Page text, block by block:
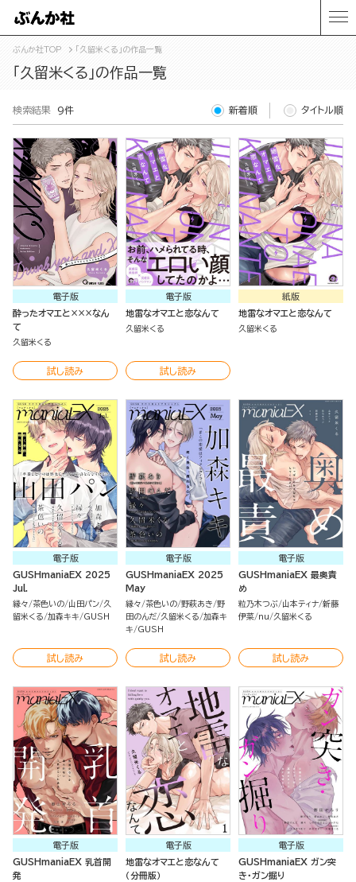
ぶんか社TOP 「久留米くる」の作品一覧
「久留米くる」の作品一覧
検索結果 9件 新着順 タイトル順
電子版
酔ったオマエと×××なん
て
久留米くる
試し読み
電子版
地雷なオマエと恋なんて
久留米くる
試し読み
紙版
地雷なオマエと恋なんて
久留米くる
電子版
GUSHmaniaEX 2025
Jul.
縁々 茶色いの 山田パン 久
留米くる 加森キキ GUSH
試し読み
電子版
GUSHmaniaEX 2025
May
縁々 茶色いの 野萩あき 野
田のんだ 久留米くる 加森キ
キ
GUSH
試し読み
電子版
GUSHmaniaEX 最奥責
め
粒乃木つぶ 山本ティナ 新藤
伊菜 nu 久留米くる
試し読み
電子版
GUSHmaniaEX 乳首開
発
電子版
地雷なオマエと恋なんて
（分冊版）
電子版
GUSHmaniaEX ガン突
き・ガン掘り